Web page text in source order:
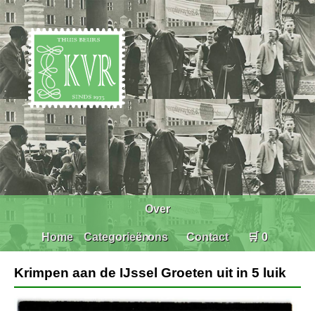
Home Categorieën
Over
ons Contact 🛒 0
Krimpen aan de IJssel Groeten uit in 5 luik